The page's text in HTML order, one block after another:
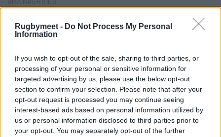
Rugbymeet - Do Not Process My Personal
Information
If you wish to opt-out of the sale, sharing to third parties, or
processing of your personal or sensitive information for
targeted advertising by us, please use the below opt-out
section to confirm your selection. Please note that after your
opt-out request is processed you may continue seeing
interest-based ads based on personal information utilized by
us or personal information disclosed to third parties prior to
your opt-out. You may separately opt-out of the further